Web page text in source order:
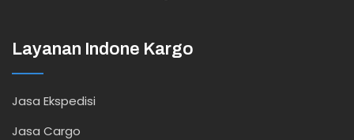
Layanan Indone Kargo
Jasa Ekspedisi
Jasa Cargo